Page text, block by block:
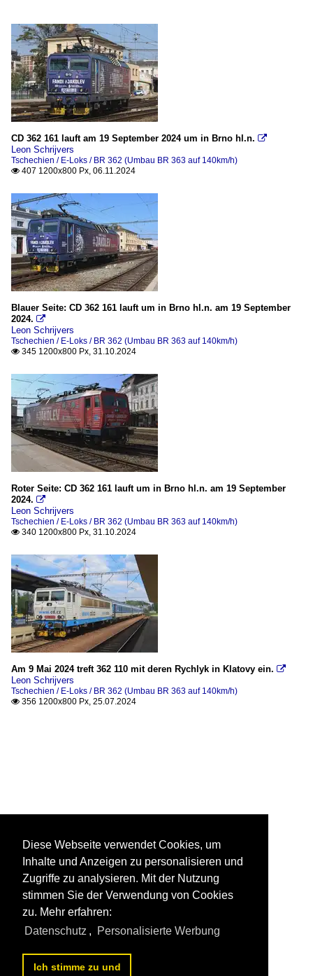
CD 362 161 lauft am 19 September 2024 um in Brno hl.n. 
Leon Schrijvers
Tschechien / E-Loks / BR 362 (Umbau BR 363 auf 140km/h)
 407 1200x800 Px, 06.11.2024
Blauer Seite: CD 362 161 lauft um in Brno hl.n. am 19 September
2024. 
Leon Schrijvers
Tschechien / E-Loks / BR 362 (Umbau BR 363 auf 140km/h)
 345 1200x800 Px, 31.10.2024
Roter Seite: CD 362 161 lauft um in Brno hl.n. am 19 September
2024. 
Leon Schrijvers
Tschechien / E-Loks / BR 362 (Umbau BR 363 auf 140km/h)
 340 1200x800 Px, 31.10.2024
Am 9 Mai 2024 treft 362 110 mit deren Rychlyk in Klatovy ein. 
Leon Schrijvers
Tschechien / E-Loks / BR 362 (Umbau BR 363 auf 140km/h)
 356 1200x800 Px, 25.07.2024
Diese Webseite verwendet Cookies, um
Inhalte und Anzeigen zu personalisieren und
Zugriffe zu analysieren. Mit der Nutzung
stimmen Sie der Verwendung von Cookies
zu. Mehr erfahren:
Datenschutz , Personalisierte Werbung
Ich stimme zu und